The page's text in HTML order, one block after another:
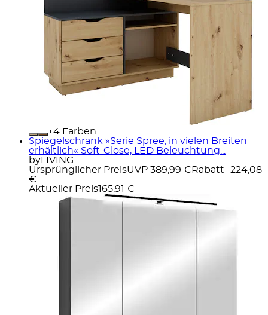
+
Farben
Spiegelschrank »Serie Spree, in vielen Breiten
erhältlich« Soft-Close, LED Beleuchtung...
byLIVING
Ursprünglicher PreisUVP 389,99 € Rabatt- 224,08
€
Aktueller Preis165,91 €